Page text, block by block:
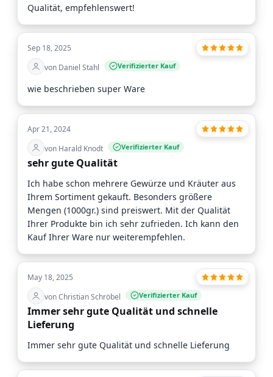
Qualität, empfehlenswert!
Sep 18, 2025
von Daniel Stahl
Verifizierter Kauf
wie beschrieben super Ware
Apr 21, 2024
von Harald Knodt
Verifizierter Kauf
sehr gute Qualität
Ich habe schon mehrere Gewürze und Kräuter aus
Ihrem Sortiment gekauft. Besonders größere
Mengen (1000gr.) sind preiswert. Mit der Qualität
Ihrer Produkte bin ich sehr zufrieden. Ich kann den
Kauf Ihrer Ware nur weiterempfehlen.
May 18, 2025
von Christian Schröbel
Verifizierter Kauf
Immer sehr gute Qualität und schnelle
Lieferung
Immer sehr gute Qualität und schnelle Lieferung